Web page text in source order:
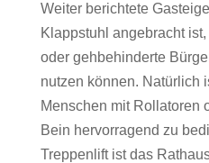
Weiter berichtete
Klappstuhl angebracht
oder gehbehinderte
nutzen können. Natürlich
Menschen mit Rollatoren
Bein hervorragend zu
Treppenlift ist das